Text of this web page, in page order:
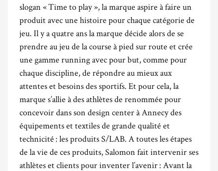
slogan « Time to play », la marque aspire à faire un
produit avec une histoire pour chaque catégorie de
jeu. Il y a quatre ans la marque décide alors de se
prendre au jeu de la course à pied sur route et crée
une gamme running avec pour but, comme pour
chaque discipline, de répondre au mieux aux
attentes et besoins des sportifs. Et pour cela, la
marque s’allie à des athlètes de renommée pour
concevoir dans son design center à Annecy des
équipements et textiles de grande qualité et
technicité : les produits S/LAB. A toutes les étapes
de la vie de ces produits, Salomon fait intervenir ses
athlètes et clients pour inventer l’avenir : Avant la